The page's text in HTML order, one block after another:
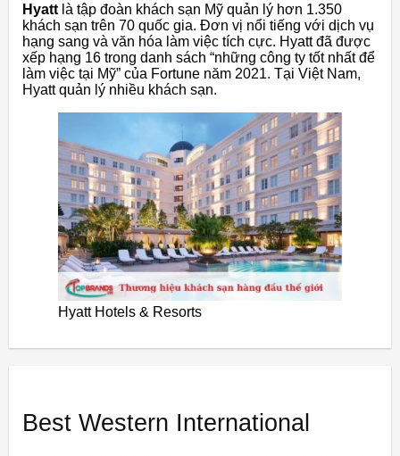
Hyatt là tập đoàn khách sạn Mỹ quản lý hơn 1.350
khách sạn trên 70 quốc gia. Đơn vị nổi tiếng với dịch vụ
hạng sang và văn hóa làm việc tích cực. Hyatt đã được
xếp hạng 16 trong danh sách “những công ty tốt nhất để
làm việc tại Mỹ” của Fortune năm 2021. Tại Việt Nam,
Hyatt quản lý nhiều khách sạn.
Hyatt Hotels & Resorts
Best Western International